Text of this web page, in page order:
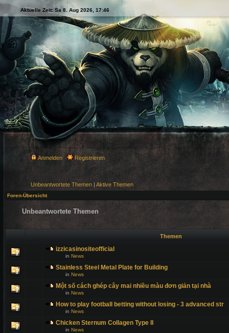
Aktuelle Zeit: Sa 8. Aug 2026, 17:46
Anmelden Registrieren
Unbeantwortete Themen | Aktive Themen
Foren-Übersicht
Unbeantwortete Themen
Themen
izzicasinositeofficial
in News
Stainless Steel Metal Plate for Building
in News
Một số cách ghép cây mai nhiều màu đơn giản tại nhà
in News
How to play football betting without losing - 3 advanced str
in News
Chicken Sternum Collagen Type II
in News